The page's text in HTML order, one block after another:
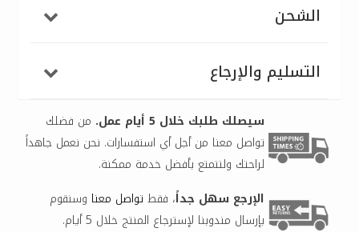
الشحن
التسليم والإرجاع
سيصلك طلبك خلال 5 أيام عمل.
من فضلك
تواصل معنا من أجل أي استفسارات. نحن نعمل جاهداً
لراحتك ولتتمتع بأفضل خدمة ممكنة.
الإرجع سهل جداً، فقط تواصل معنا وسنقوم
بإرسال مندوبنا لإسترجاع المنتج خلال 5 أيام.